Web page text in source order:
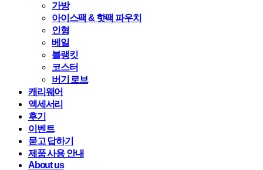
가방
아이스팩 & 핫팩 파우치
인형
베일
블랭킷
코스터
버기 로브
캐리웨어
액세서리
후기
이벤트
묻고 답하기
제품 사용 안내
About us